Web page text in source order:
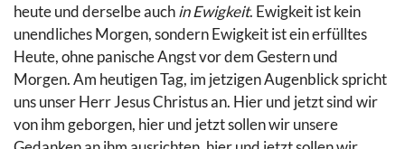
heute und derselbe auchin Ewigkeit. Ewigkeit ist kein
unendliches Morgen, sondern Ewigkeit ist ein erfülltes
Heute, ohne panische Angst vor dem Gestern und
Morgen. Am heutigen Tag, im jetzigen Augenblick spricht
uns unser Herr Jesus Christus an. Hier und jetzt sind wir
von ihm geborgen, hier und jetzt sollen wir unsere